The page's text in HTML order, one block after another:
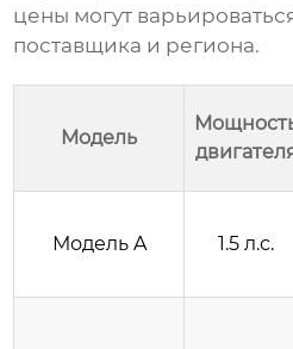
цены могут
поставщика и региона.
Модель
Модель A 1.5 л.с.